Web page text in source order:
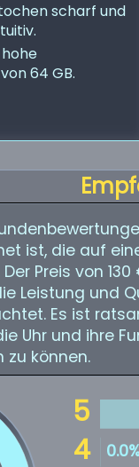
scharf und
64 GB.
ist, die auf
Preis von
Leistung und
Es ist
Uhr und ihre
können.